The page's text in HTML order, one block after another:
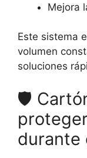
Mejora
Este sistema
volumen
soluciones
🛡
durante